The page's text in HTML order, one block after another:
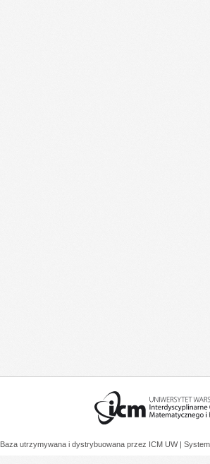
Baza utrzymywana i dystrybuowana przez ICM UW |